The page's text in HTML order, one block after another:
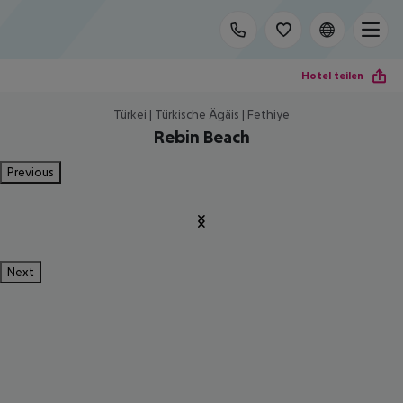
Hotel teilen
Türkei | Türkische Ägäis | Fethiye
Rebin Beach
Previous
Next